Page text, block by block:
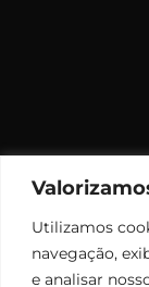
Utilizamos
navegação,
e analisar